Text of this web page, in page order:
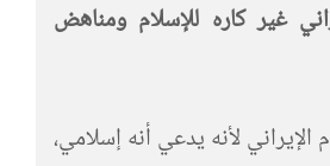
غير كاره للإسلام ومناهض
الإيراني لأنه يدعي أنه إسلامي،